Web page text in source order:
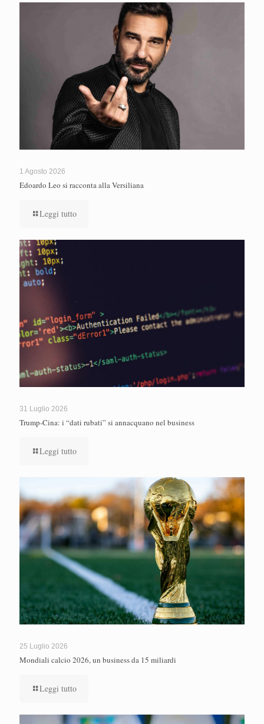
1 Agosto 2026
Edoardo Leo si racconta alla Versiliana
Leggi tutto
31 Luglio 2026
Trump-Cina: i “dati rubati” si annacquano nel business
Leggi tutto
25 Luglio 2026
Mondiali calcio 2026, un business da 15 miliardi
Leggi tutto